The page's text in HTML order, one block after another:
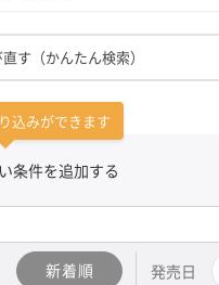
す（かんたん検索）
込みができます
条件を追加する
新着順 発売日